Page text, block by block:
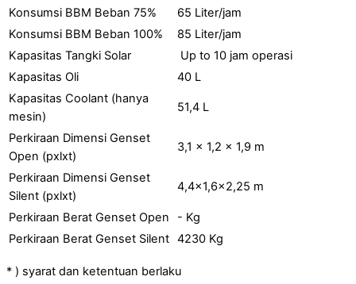
Konsumsi BBM Beban 75%
65 Liter/jam
Konsumsi BBM Beban 100%
85 Liter/jam
Kapasitas Tangki Solar
Up to 10 jam operasi
Kapasitas Oli
40 L
Kapasitas Coolant (hanya
mesin)
51,4 L
Perkiraan Dimensi Genset
Open (pxlxt)
3,1 x 1,2 x 1,9 m
Perkiraan Dimensi Genset
Silent (pxlxt)
4,4×1,6×2,25 m
Perkiraan Berat Genset Open
- Kg
Perkiraan Berat Genset Silent 4230 Kg
* ) syarat dan ketentuan berlaku